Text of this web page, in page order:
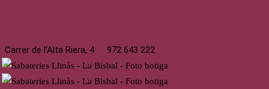
Carrer de l’Alta Riera, 4 972 643 222